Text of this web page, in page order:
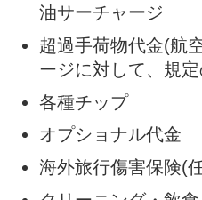
油サーチャージ
超過手荷物代金(航
ージに対して、規
各種チップ
オプショナル代金
海外旅行傷害保険(